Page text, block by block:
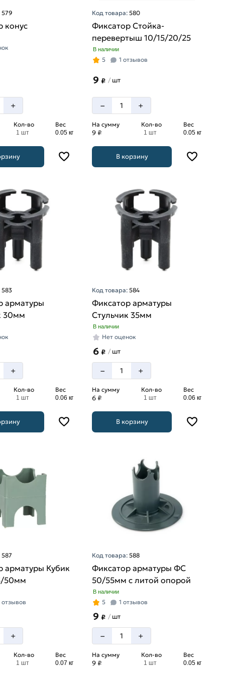
579
конус
+
Кол-во
1 шт
Вес
0.05 кг
Код товара:580
Фиксатор Стойка-
перевертыш 10/15/20/25
В наличии
5 1 отзывов
9₽ / шт
– +
На сумму
9 ₽
Кол-во
1 шт
Вес
0.05 кг
В корзину
583
арматуры
30мм
+
Кол-во
1 шт
Вес
0.06 кг
Код товара:584
Фиксатор арматуры
Стульчик 35мм
В наличии
Нет оценок
6₽ / шт
– +
На сумму
6 ₽
Кол-во
1 шт
Вес
0.06 кг
В корзину
587
арматуры Кубик
50мм
отзывов
+
Кол-во
1 шт
Вес
0.07 кг
Код товара:588
Фиксатор арматуры ФС
50/55мм с литой опорой
В наличии
5 1 отзывов
9₽ / шт
– +
На сумму
9 ₽
Кол-во
1 шт
Вес
0.05 кг